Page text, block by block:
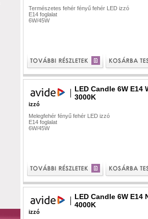
Természetes fehér fényű fehér LED izzó
E14 foglalat
6W/45W
LED Candle 6W E14
3000K
izzó
Melegfehér fényű fehér LED izzó
E14 foglalat
6W/45W
LED Candle 6W E14
4000K
izzó